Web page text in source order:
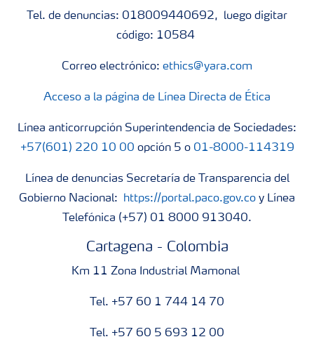
Tel. de denuncias: 018009440692, luego digitar
código: 10584
Correo electrónico: ethics@yara.com
Acceso a la página de Línea Directa de Ética
Línea anticorrupción Superintendencia de Sociedades:
+57(601) 220 10 00 opción 5 o 01-8000-114319
Línea de denuncias Secretaría de Transparencia del
Gobierno Nacional:
https://portal.paco.gov.co y Línea
Telefónica (+57) 01 8000 913040.
Cartagena - Colombia
Km 11 Zona Industrial Mamonal
Tel. +57 60 1 744 14 70
Tel. +57 60 5 693 12 00